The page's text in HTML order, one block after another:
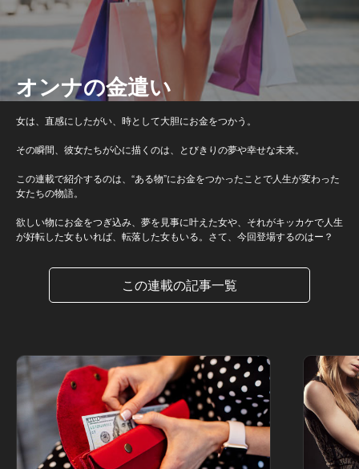
オンナの金遣い
女は、直感にしたがい、時として大胆にお金をつかう。
その瞬間、彼女たちが心に描くのは、とびきりの夢や幸せな未来。
この連載で紹介するのは、“ある物”にお金をつかったことで人生が変わった
女たちの物語。
欲しい物にお金をつぎ込み、夢を見事に叶えた女や、それがキッカケで人生
が好転した女もいれば、転落した女もいる。さて、今回登場するのはー？
この連載の記事一覧